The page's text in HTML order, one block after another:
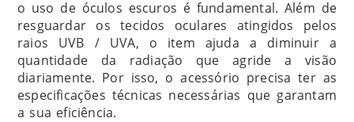
o uso de óculos escuros é fundamental. Além de
resguardar os tecidos oculares atingidos pelos
raios UVB / UVA, o item ajuda a diminuir a
quantidade da radiação que agride a visão
diariamente. Por isso, o acessório precisa ter as
especificações técnicas necessárias que garantam
a sua eficiência.